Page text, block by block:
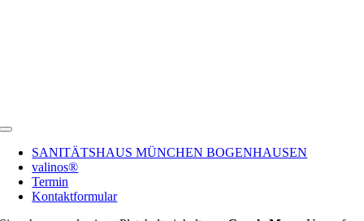
Toggle
NavigationSANITÄTSHAUS MÜNCHEN BOGENHAUSEN
valinos®
Termin
Kontaktformular